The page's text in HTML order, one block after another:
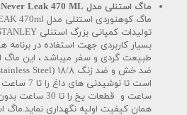
ماگ استنلی مدل Never Leak 470 ML:
بسیار کاربردی جهت استفاده در
طبیعت گردی و سفر میباشد ، این ماگ
ساعت و قطعات یخ